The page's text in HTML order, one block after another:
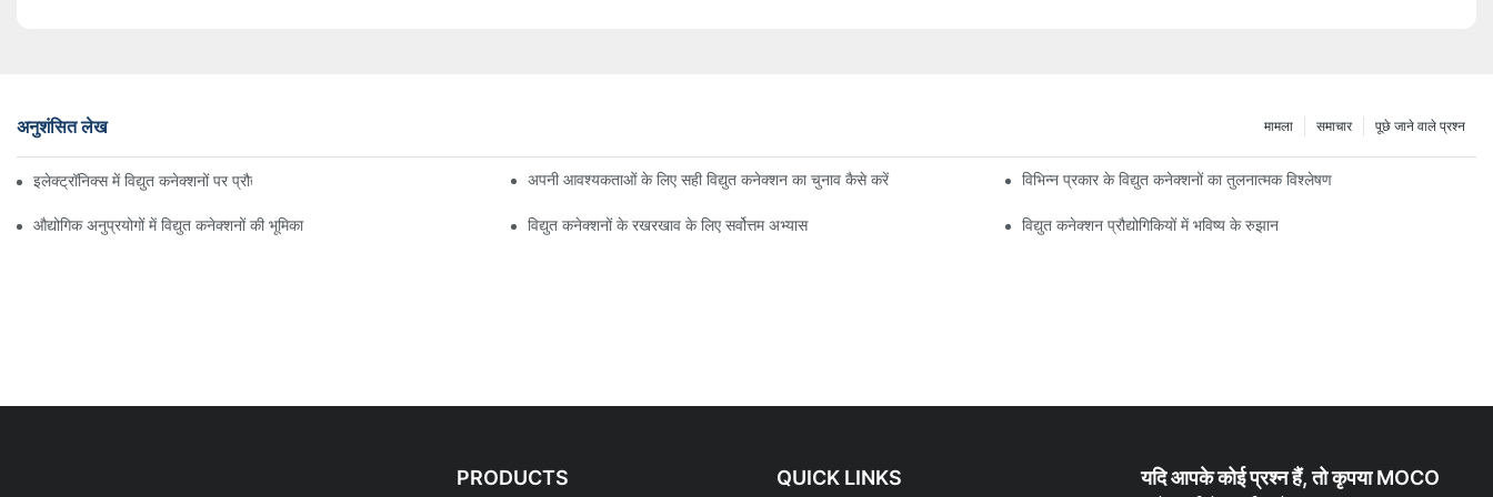
अनुशंसित लेख पूछे जाने वाले प्रश्न
समाचार
मामला
इलेक्ट्रॉनिक्स में विद्युत कनेक्शनों पर प्रौद्योगिकी का प्रभाव अपनी आवश्यकताओं के लिए सही विद्युत कनेक्शन का चुनाव कैसे करें विभिन्न प्रकार के विद्युत कनेक्शनों का तुलनात्मक विश्लेषण
औद्योगिक अनुप्रयोगों में विद्युत कनेक्शनों की भूमिका विद्युत कनेक्शनों के रखरखाव के लिए सर्वोत्तम अभ्यास विद्युत कनेक्शन प्रौद्योगिकियों में भविष्य के रुझान
PRODUCTS QUICK LINKS
यदि आपके कोई प्रश्न हैं, तो कृपया MOCO